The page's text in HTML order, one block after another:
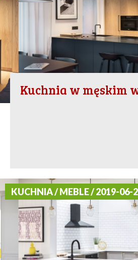
Kuchnia w męskim
KUCHNIA / MEBLE / 2019-06-